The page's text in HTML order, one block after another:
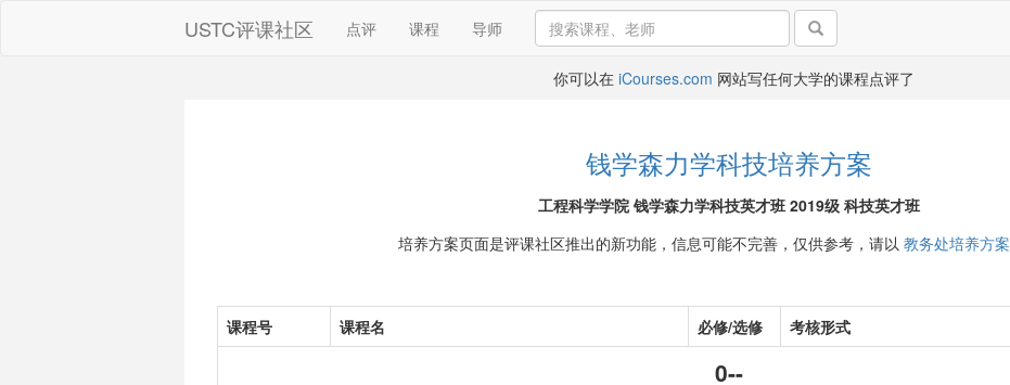
USTC评课社区 点评 课程 导师
你可以在 iCourses.com 网站写任何大学的课程点评了
钱学森力学科技培养方案
工程科学学院 钱学森力学科技英才班 2019级 科技英才班
培养方案页面是评课社区推出的新功能，信息可能不完善，仅供参考，请以 教务处培养方案
课程号 课程名 必修/选修 考核形式
0--